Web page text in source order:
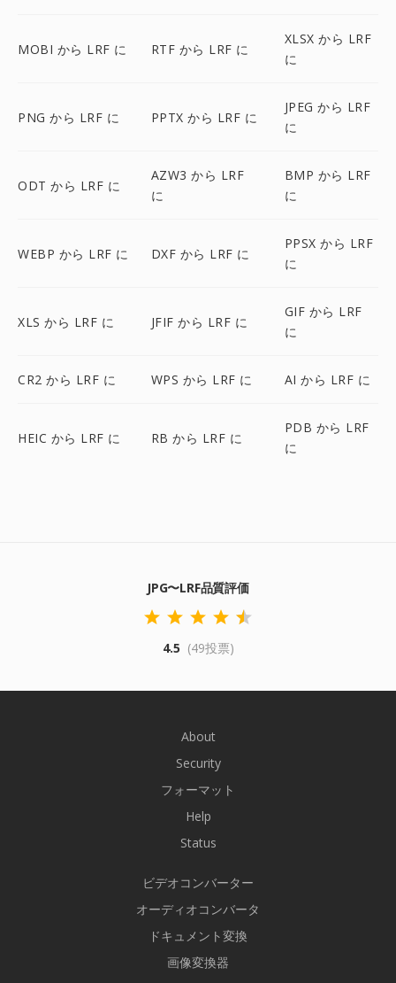
MOBI から LRF に RTF から LRF に
XLSX から LRF
に
PNG から LRF に PPTX から LRF に
JPEG から LRF
に
ODT から LRF に
AZW3 から LRF
に
BMP から LRF
に
WEBP から LRF に DXF から LRF に
PPSX から LRF
に
XLS から LRF に JFIF から LRF に
GIF から LRF
に
CR2 から LRF に WPS から LRF に AI から LRF に
HEIC から LRF に RB から LRF に
PDB から LRF
に
JPG〜LRF品質評価
4.5 (49投票)
About
Security
フォーマット
Help
Status
ビデオコンバーター
オーディオコンバータ
ドキュメント変換
画像変換器